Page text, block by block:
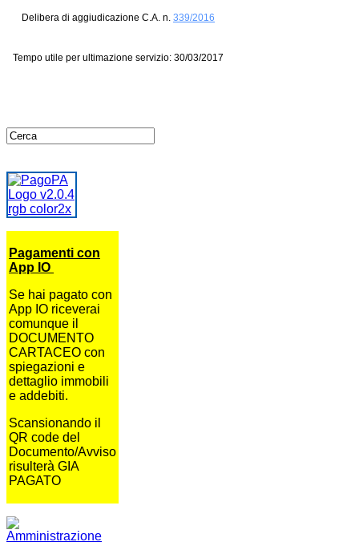
Delibera di aggiudicazione C.A. n.339/2016
Tempo utile per ultimazione servizio: 30/03/2017
Pagamenti con
App IO
Se hai pagato con
App IO riceverai
comunque il
DOCUMENTO
CARTACEO con
spiegazioni e
dettaglio immobili
e addebiti.
Scansionando il
QR code del
Documento/Avviso
risulterà GIA
PAGATO